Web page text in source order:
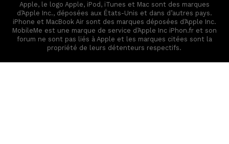
Apple, le logo Apple, iPod, iTunes et Mac sont des marques
d’Apple Inc., déposées aux États-Unis et dans d’autres pays.
iPhone et MacBook Air sont des marques déposées d’Apple Inc.
MobileMe est une marque de service d’Apple Inc iPhon.fr et son
forum ne sont pas liés à Apple et les marques citées sont la
propriété de leurs détenteurs respectifs.